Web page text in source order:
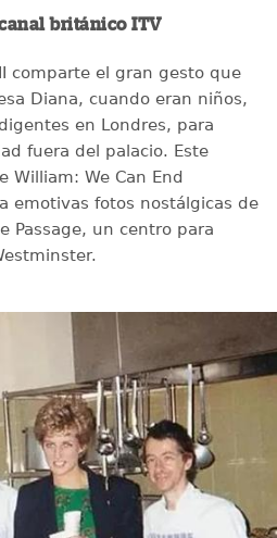
británico ITV
comparte el gran gesto que
Diana, cuando eran niños,
en Londres, para
fuera del palacio. Este
William: We Can End
emotivas fotos nostálgicas de
Passage, un centro para